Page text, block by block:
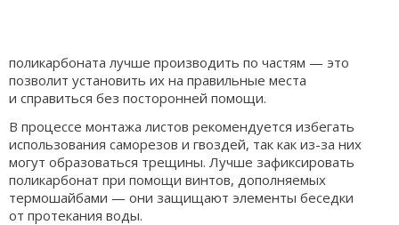
поликарбоната лучше производить по частям — это
позволит установить их на правильные места
и справиться без посторонней помощи.
В процессе монтажа листов рекомендуется избегать
использования саморезов и гвоздей, так как из-за них
могут образоваться трещины. Лучше зафиксировать
поликарбонат при помощи винтов, дополняемых
термошайбами — они защищают элементы беседки
от протекания воды.